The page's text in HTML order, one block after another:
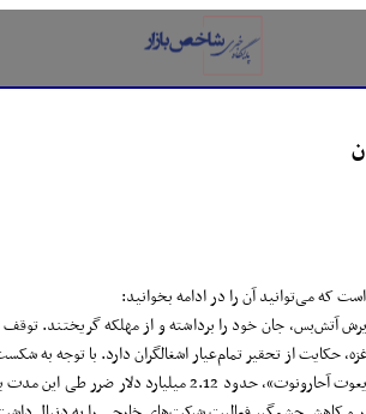
که می‌توانید آن را در ادامه بخوانید:
آتش‌بس، جان خود را برداشته و از مهلکه
حکایت از تحقیر تمام‌عیار اشغالگران دارد. با